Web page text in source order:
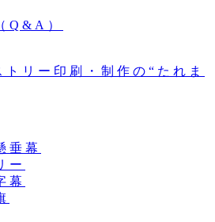
Q&A）
垂幕
ー
幕